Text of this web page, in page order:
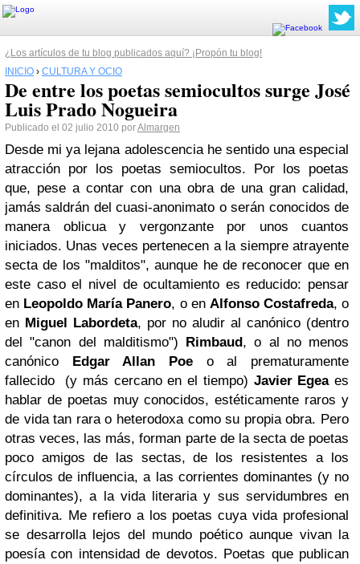
¿Los artículos de tu blog publicados aquí? ¡Propón tu blog!
INICIO › CULTURA Y OCIO
De entre los poetas semiocultos surge José
Luis Prado Nogueira
Publicado el 02 julio 2010 porAlmargen
Desde mi ya lejana adolescencia he sentido una especial
atracción por los poetas semiocultos. Por los poetas
que, pese a contar con una obra de una gran calidad,
jamás saldrán del cuasi-anonimato o serán conocidos de
manera oblicua y vergonzante por unos cuantos
iniciados. Unas veces pertenecen a la siempre atrayente
secta de los "malditos", aunque he de reconocer que en
este caso el nivel de ocultamiento es reducido: pensar
en Leopoldo María Panero, o en Alfonso Costafreda, o
en Miguel Labordeta, por no aludir al canónico (dentro
del "canon del malditismo") Rimbaud, o al no menos
canónico Edgar Allan Poe
o al prematuramente
fallecido (y más cercano en el tiempo) Javier Egeaes
hablar de poetas muy conocidos, estéticamente raros y
de vida tan rara o heterodoxa como su propia obra. Pero
otras veces, las más, forman parte de la secta de poetas
poco amigos de las sectas, de los resistentes a los
círculos de influencia, a las corrientes dominantes (y no
dominantes), a la vida literaria y sus servidumbres en
definitiva. Me refiero a los poetas cuya vida profesional
se desarrolla lejos del mundo poético aunque vivan la
poesía con intensidad de devotos. Poetas que publican